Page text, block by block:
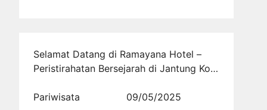
Selamat Datang di Ramayana Hotel –
Peristirahatan Bersejarah di Jantung Kota
Pariwisata
09/05/2025